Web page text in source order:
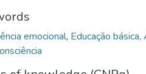
emocional, Educação básica,